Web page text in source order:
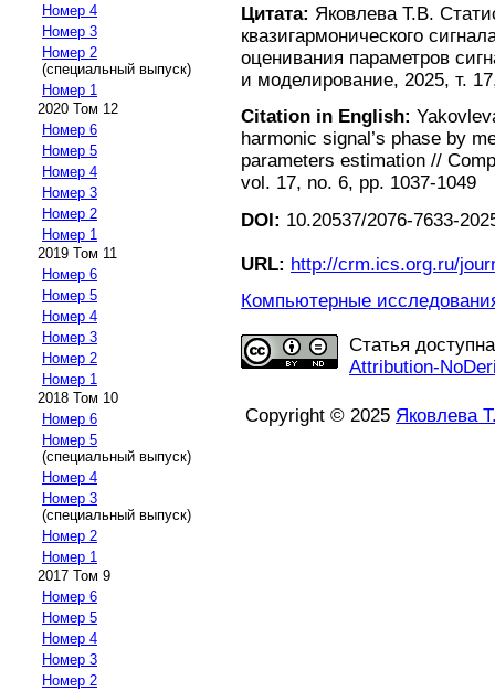
Номер 4
Номер 3
Номер 2
(специальный выпуск)
Номер 1
2020 Том 12
Номер 6
Номер 5
Номер 4
Номер 3
Номер 2
Номер 1
2019 Том 11
Номер 6
Номер 5
Номер 4
Номер 3
Номер 2
Номер 1
2018 Том 10
Номер 6
Номер 5
(специальный выпуск)
Номер 4
Номер 3
(специальный выпуск)
Номер 2
Номер 1
2017 Том 9
Номер 6
Номер 5
Номер 4
Номер 3
Номер 2
Цитата: Яковлева Т.В.
квазигармонического
оценивания параметров
и моделирование, 2025, т.
Citation in English:
harmonic signal’s phase by
parameters estimation //
vol. 17, no. 6, pp. 1037-1049
DOI: 10.20537/2076-7633-
URL: http://crm.ics.org.ru/
Компьютерные
Статья
Attribution-
Copyright © 2025 Яковлева